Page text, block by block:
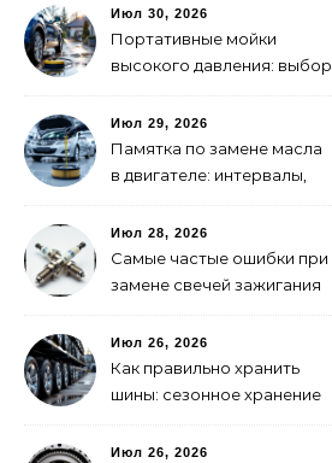
Июл 30, 2026
Портативные мойки
высокого давления: выбор
мойки авто
Июл 29, 2026
Памятка по замене масла
в двигателе: интервалы,
Июл 28, 2026
Самые частые ошибки при
замене свечей зажигания
Июл 26, 2026
Как правильно хранить
шины: сезонное хранение
Июл 26, 2026